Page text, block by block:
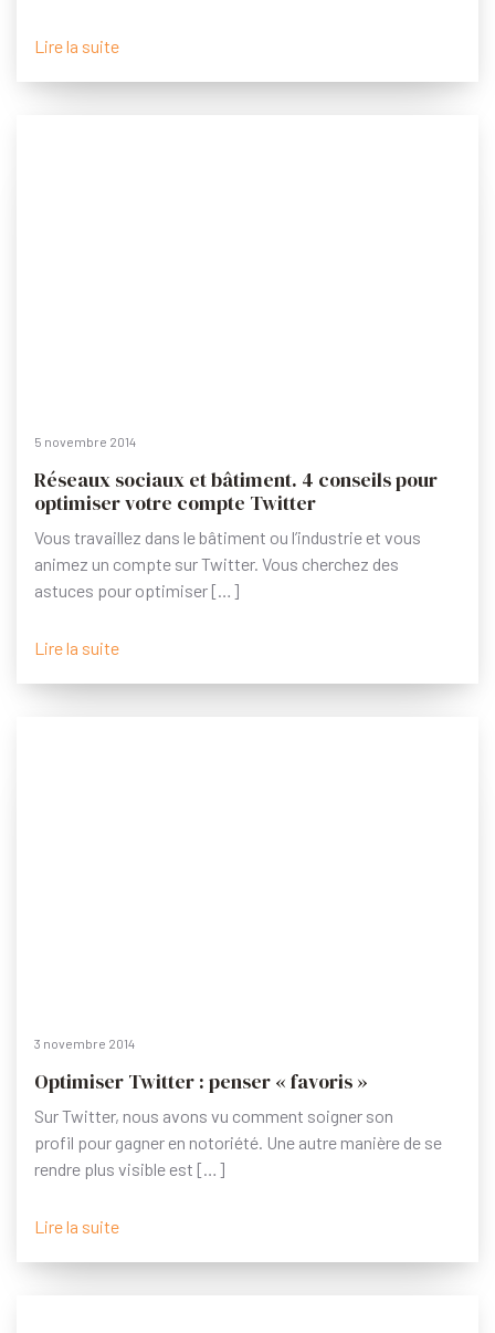
Lire la suite
5 novembre 2014
Réseaux sociaux et bâtiment. 4 conseils pour
optimiser votre compte Twitter
Vous travaillez dans le bâtiment ou l’industrie et vous
animez un compte sur Twitter. Vous cherchez des
astuces pour optimiser […]
Lire la suite
3 novembre 2014
Optimiser Twitter : penser « favoris »
Sur Twitter, nous avons vu comment soigner son
profil pour gagner en notoriété. Une autre manière de se
rendre plus visible est […]
Lire la suite